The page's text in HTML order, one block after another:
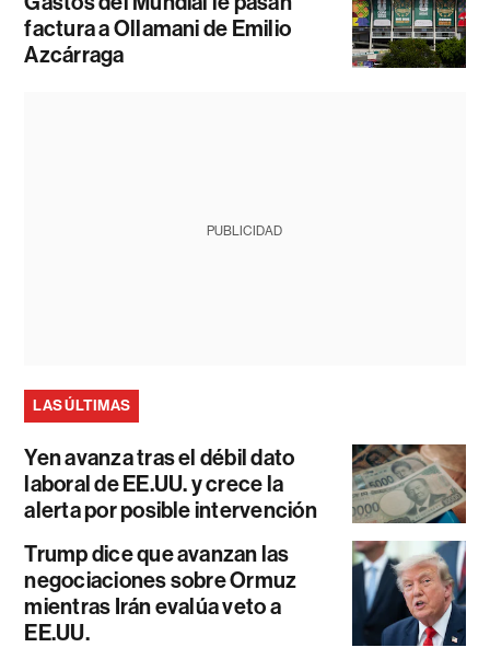
factura a Ollamani de Emilio
Azcárraga
PUBLICIDAD
LAS ÚLTIMAS
Yen avanza tras el débil dato
laboral de EE.UU. y crece la
alerta por posible intervención
Trump dice que avanzan las
negociaciones sobre Ormuz
mientras Irán evalúa veto a
EE.UU.